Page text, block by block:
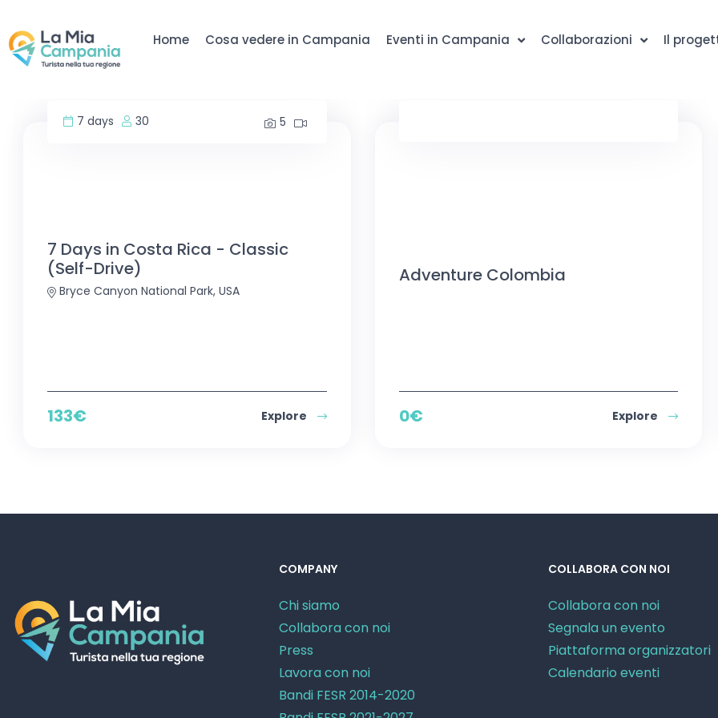
Home Cosa vedere in Campania Eventi in Campania Collaborazioni Il
7 days 30 5
7 Days in Costa Rica - Classic
(Self-Drive)
Bryce Canyon National Park, USA
133€ Explore
Adventure Colombia
0€ Explore
COMPANY
Chi siamo
Collabora con noi
Press
Lavora con noi
Bandi FESR 2014-2020
COLLABORA CON NOI
Collabora con noi
Segnala un evento
Piattaforma organizzatori
Calendario eventi